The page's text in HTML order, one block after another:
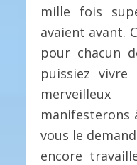
mille fois
avaient avant.
pour chacun
puissiez
manifesterons
vous le
encore